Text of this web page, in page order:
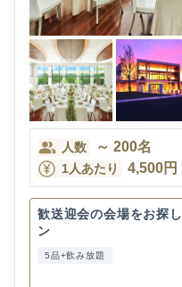
人数 ～ 200名
1人あたり 4,500円
歓送迎会の会場をお探
ン
5品+飲み放題